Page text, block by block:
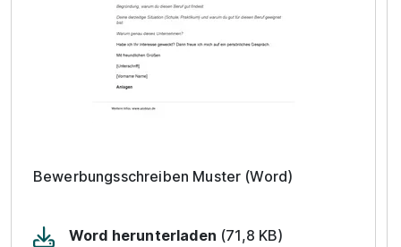
Bewerbungsschreiben Muster (Word)
Word herunterladen (71,8 KB)